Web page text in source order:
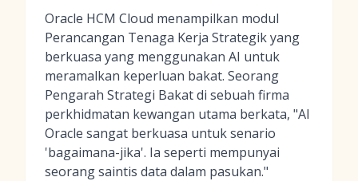
Oracle HCM Cloud menampilkan modul
Perancangan Tenaga Kerja Strategik yang
berkuasa yang menggunakan AI untuk
meramalkan keperluan bakat. Seorang
Pengarah Strategi Bakat di sebuah firma
perkhidmatan kewangan utama berkata, "AI
Oracle sangat berkuasa untuk senario
'bagaimana-jika'. Ia seperti mempunyai
seorang saintis data dalam pasukan."